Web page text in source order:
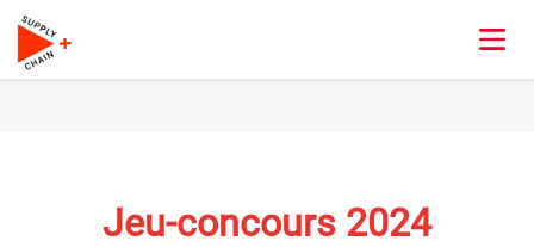
Jeu-concours 2024